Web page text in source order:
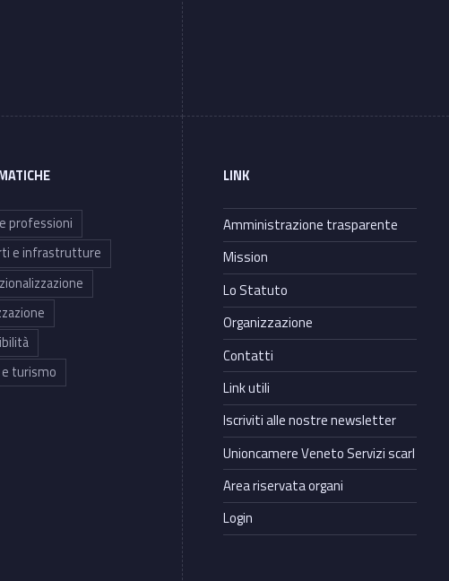
professioni
e infrastrutture
turismo
LINK
Amministrazione trasparente
Mission
Lo Statuto
Organizzazione
Contatti
Link utili
Iscriviti alle nostre newsletter
Unioncamere Veneto Servizi scarl
Area riservata organi
Login